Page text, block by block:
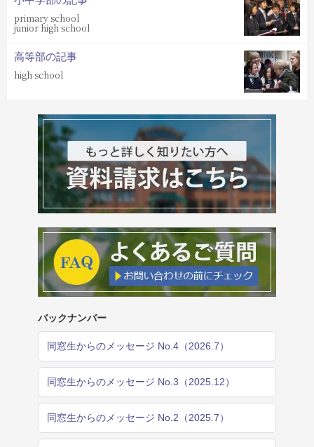
primary school
junior high school
高等部の記事
high school
バックナンバー
同窓生からのメッセージ No.4（2026.7）
同窓生からのメッセージ No.3（2025.12）
同窓生からのメッセージ No.2（2025.7）